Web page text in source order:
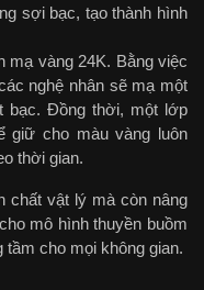
sợi bạc, tạo thành hình
mạ vàng 24K. Bằng việc
nghệ nhân sẽ mạ một
bạc. Đồng thời, một lớp
giữ cho màu vàng luôn
thời gian.
chất vật lý mà còn nâng
mô hình thuyền buồm
cho mọi không gian.